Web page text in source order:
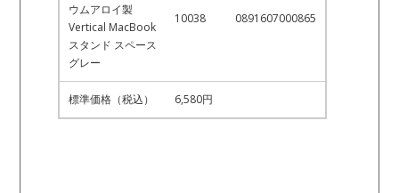
ウムアロイ製
Vertical MacBook
スタンド スペース
グレー
10038 0891607000865
標準価格（税込） 6,580円